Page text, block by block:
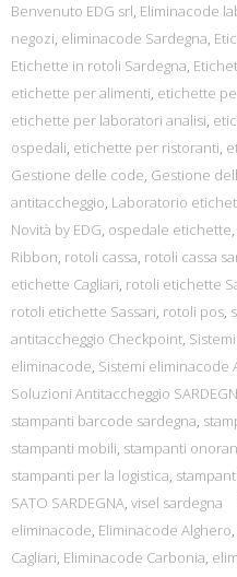
Benvenuto EDG srl, Eliminacode
negozi, eliminacode Sardegna,
Etichette in rotoli Sardegna,
etichette per alimenti, etichette
etichette per laboratori analisi,
ospedali, etichette per ristoranti,
Gestione delle code, Gestione
antitaccheggio, Laboratorio
Novità by EDG, ospedale etichette,
Ribbon, rotoli cassa, rotoli cassa
etichette Cagliari, rotoli etichette
rotoli etichette Sassari, rotoli pos,
antitaccheggio Checkpoint,
eliminacode, Sistemi eliminacode
Soluzioni Antitaccheggio
stampanti barcode sardegna,
stampanti mobili, stampanti
stampanti per la logistica,
SATO SARDEGNA, visel sardegna
eliminacode, Eliminacode Alghero,
Cagliari, Eliminacode Carbonia,